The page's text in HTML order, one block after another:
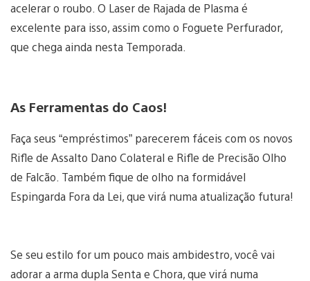
acelerar o roubo. O Laser de Rajada de Plasma é
excelente para isso, assim como o Foguete Perfurador,
que chega ainda nesta Temporada.
As Ferramentas do Caos!
Faça seus “empréstimos” parecerem fáceis com os novos
Rifle de Assalto Dano Colateral e Rifle de Precisão Olho
de Falcão. Também fique de olho na formidável
Espingarda Fora da Lei, que virá numa atualização futura!
Se seu estilo for um pouco mais ambidestro, você vai
adorar a arma dupla Senta e Chora, que virá numa